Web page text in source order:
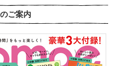
ご案内